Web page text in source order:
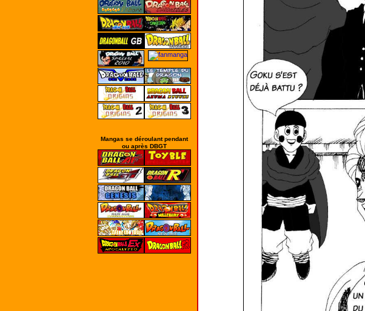
Mangas se déroulant pendant
ou après DBGT